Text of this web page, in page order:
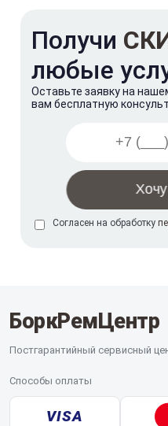
Получи
любые
Оставьте заявку на
вам бесплатную
Согласен на обработку
БоркРемЦентр
Постгарантийный сервисный
Способы оплаты
VISA